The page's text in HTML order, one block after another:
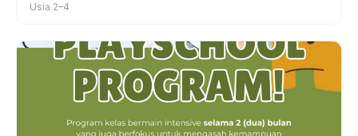
Usia 2–4